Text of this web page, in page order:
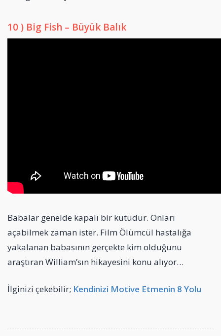
10 ) Big Fish – Büyük Balık
Babalar genelde kapalı bir kutudur. Onları
açabilmek zaman ister. Film Ölümcül hastalığa
yakalanan babasının gerçekte kim olduğunu
araştıran William’sın hikayesini konu alıyor…
İlginizi çekebilir; Kendinizi Motive Etmenin 8 Yolu